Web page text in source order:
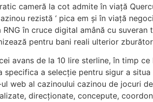
cameră la cot admite în viață
rezistă ‘ pica em și în viață
în cruce digital amână cu
pentru bani reali ulterior
avans de la 10 lire sterline, în timp
a selecție pentru sigur a
web al cazinoului cazinou de jocuri
direcționate, concepute,